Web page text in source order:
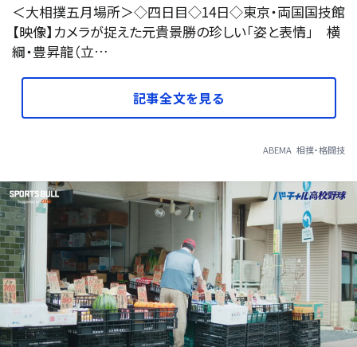
＜大相撲五月場所＞◇四日目◇14日◇東京・両国国技館
【映像】カメラが捉えた元貴景勝の珍しい「姿と表情」 横
綱・豊昇龍（立…
記事全文を見る
ABEMA 相撲・格闘技